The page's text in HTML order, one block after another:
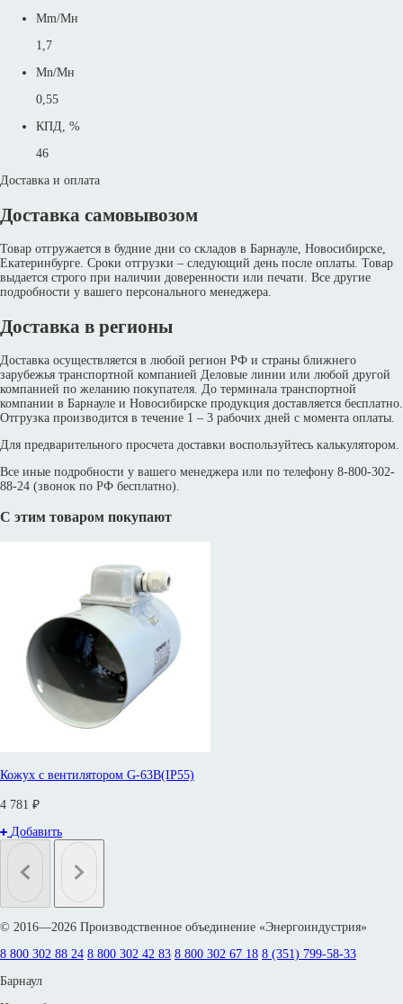
Mm/Mн
1,7
Mn/Mн
0,55
КПД, %
46
Доставка и оплата
Доставка самовывозом
Товар отгружается в будние дни со складов в Барнауле, Новосибирске,
Екатеринбурге. Сроки отгрузки – следующий день после оплаты. Товар
выдается строго при наличии доверенности или печати. Все другие
подробности у вашего персонального менеджера.
Доставка в регионы
Доставка осуществляется в любой регион РФ и страны ближнего
зарубежья транспортной компанией Деловые линии или любой другой
компанией по желанию покупателя. До терминала транспортной
компании в Барнауле и Новосибирске продукция доставляется бесплатно.
Отгрузка производится в течение 1 – 3 рабочих дней с момента оплаты.
Для предварительного просчета доставки воспользуйтесь калькулятором.
Все иные подробности у вашего менеджера или по телефону 8-800-302-
88-24 (звонок по РФ бесплатно).
С этим товаром покупают
Кожух с вентилятором G-63B(IP55)
4 781 ₽
Добавить
© 2016—2026 Производственное объединение «Энергоиндустрия»
8 800 302 88 24 8 800 302 42 83 8 800 302 67 18 8 (351) 799-58-33
Барнаул